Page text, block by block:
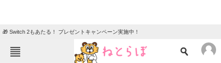
🎁 Switch 2もあたる！ プレゼントキャンペーン実施中！